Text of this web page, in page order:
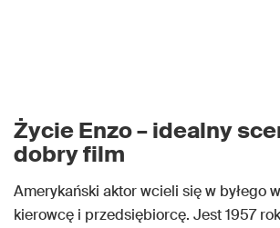
Życie Enzo – idealny
dobry film
Amerykański aktor wcieli się w byłego
kierowcę i przedsiębiorcę. Jest 1957